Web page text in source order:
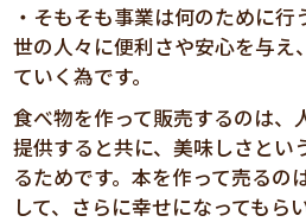
・そもそも事業は何のために
世の人々に便利さや安心を与え
ていく為です。
食べ物を作って販売するのは、
提供すると共に、美味しさとい
るためです。本を作って売るの
して、さらに幸せになってもら